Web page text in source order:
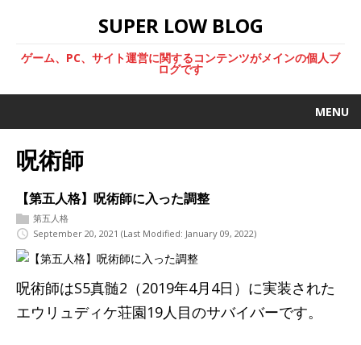
SUPER LOW BLOG
ゲーム、PC、サイト運営に関するコンテンツがメインの個人ブ
ログです
MENU
呪術師
【第五人格】呪術師に入った調整
第五人格
September 20, 2021 (Last Modified: January 09, 2022)
呪術師はS5真髄2（2019年4月4日）に実装された
エウリュディケ荘園19人目のサバイバーです。